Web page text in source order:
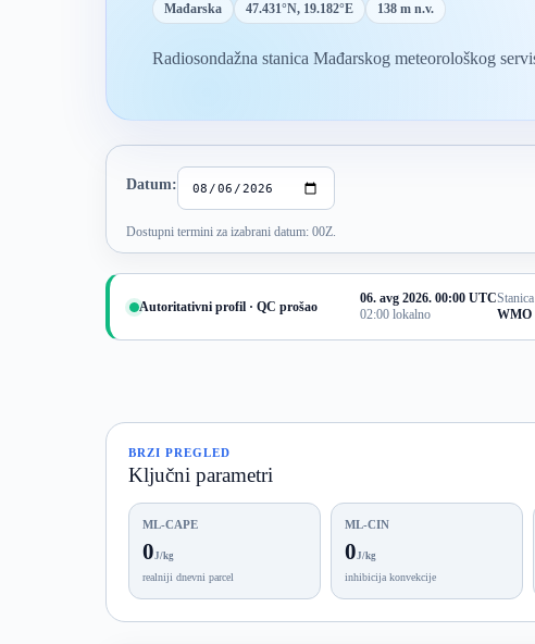
Mađarska 47.431°N, 19.182°E 138 m n.v.
Radiosondažna stanica Mađarskog meteorološkog
Izbor termina sondaže
Datum:
Dostupni termini za izabrani datum: 00Z.
Autoritativni profil · QC prošao
06. avg 2026. 00:00 UTC
02:00 lokalno
Stanica
WMO
BRZI PREGLED
Ključni parametri
ML-CAPE
0J/kg
realniji dnevni parcel
ML-CIN
0J/kg
inhibicija konvekcije